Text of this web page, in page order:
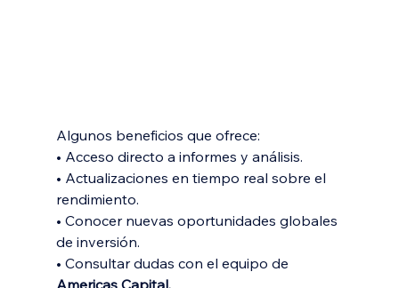
Algunos beneficios que ofrece:
• Acceso directo a informes y análisis.
• Actualizaciones en tiempo real sobre el
rendimiento.
• Conocer nuevas oportunidades globales
de inversión.
• Consultar dudas con el equipo de